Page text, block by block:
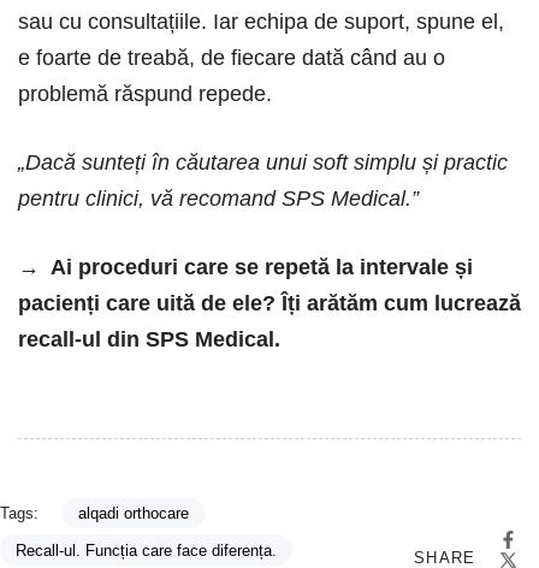
sau cu consultațiile. Iar echipa de suport, spune el,
e foarte de treabă, de fiecare dată când au o
problemă răspund repede.
„Dacă sunteți în căutarea unui soft simplu și practic
pentru clinici, vă recomand SPS Medical.”
→ Ai proceduri care se repetă la intervale și
pacienți care uită de ele? Îți arătăm cum lucrează
recall-ul din SPS Medical.
Tags: alqadi orthocare
Recall-ul. Funcția care face diferența.
SHARE